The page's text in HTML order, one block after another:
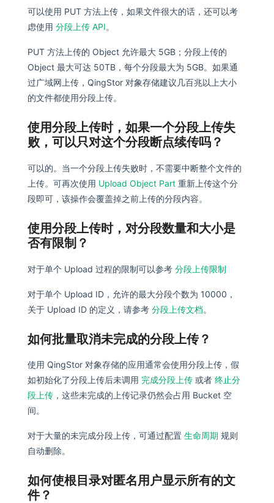
可以使用 PUT 方法上传，如果文件很大的话，还可以考
虑使用 分段上传 API。
PUT 方法上传的 Object 允许最大 5GB；分段上传的
Object 最大可达 50TB，每个分段最大为 5GB。如果通
过广域网上传，QingStor 对象存储建议几百兆以上大小
的文件都使用分段上传。
使用分段上传时，如果一个分段上传失
败，可以只对这个分段断点续传吗？
可以的。当一个分段上传失败时，不需要中断整个文件的
上传。可再次使用 Upload Object Part 重新上传这个分
段即可，该操作会覆盖掉之前上传的分段内容。
使用分段上传时，对分段数量和大小是
否有限制？
对于单个 Upload 过程的限制可以参考 分段上传限制
对于单个 Upload ID，允许的最大分段个数为 10000，
关于 Upload ID 的定义，请参考 分段上传文档。
如何批量取消未完成的分段上传？
使用 QingStor 对象存储的应用通常会使用分段上传，假
如初始化了分段上传后未调用 完成分段上传 或者 终止分
段上传 ，这些未完成的上传记录仍然会占用 Bucket 空
间。
对于大量的未完成分段上传，可通过配置 生命周期 规则
自动删除。
如何使根目录对匿名用户显示所有的文
件？